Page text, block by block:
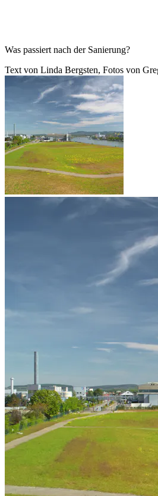
Was passiert nach der Sanierung?
Text von Linda Bergsten, Fotos von